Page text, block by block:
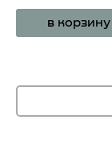
в корзину